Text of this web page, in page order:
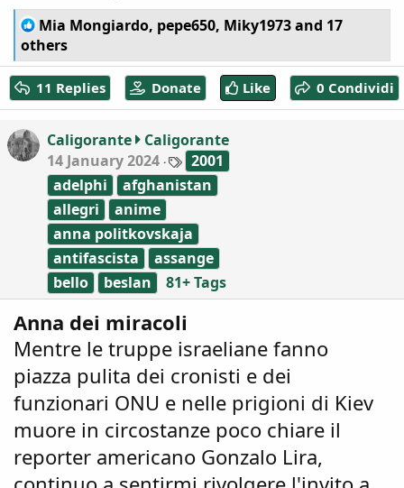
R
e
c
t
i
n
Mia Mongiardo, pepe650, Miky1973and 17
others
11 Replies Donate Like 0 Condividi
Caligorante
Caligorante
14 January 2024
T
a
g
s
2001
adelphi
afghanistan
allegri
anime
anna politkovskaja
antifascista
assange
bello
beslan 81+ Tags
Anna dei miracoli
Mentre le truppe israeliane fanno
piazza pulita dei cronisti e dei
funzionari ONU e nelle prigioni di Kiev
muore in circostanze poco chiare il
reporter americano Gonzalo Lira,